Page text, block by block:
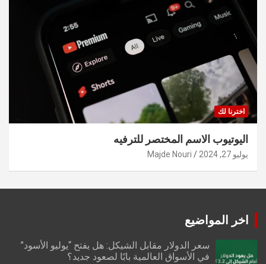
اخترنا لك
اليوتيوب الاسم المختصر للترفيه
يوليو 27, 2024 Majde Nouri
اخر المواضيع
سعر الدولار مقابل الشيكل: هل يفتح “يوليو الأسود”
في الأسواق العالمية بابًا لصعود جديد؟